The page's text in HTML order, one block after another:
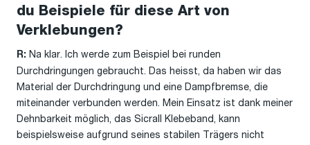
du Beispiele für diese Art von
Verklebungen?
R: Na klar. Ich werde zum Beispiel bei runden
Durchdringungen gebraucht. Das heisst, da haben wir das
Material der Durchdringung und eine Dampfbremse, die
miteinander verbunden werden. Mein Einsatz ist dank meiner
Dehnbarkeit möglich, das Sicrall Klebeband, kann
beispielsweise aufgrund seines stabilen Trägers nicht